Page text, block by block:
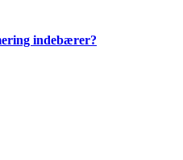
indebærer?